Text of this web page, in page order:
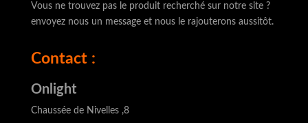
Vous ne trouvez pas le produit recherché sur notre site ?
envoyez nous un message et nous le rajouterons aussitôt.
Contact :
Onlight
Chaussée de Nivelles ,8